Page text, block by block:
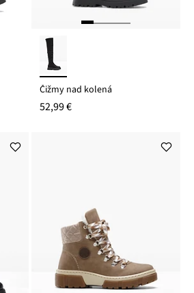
Čižmy nad kolená
52,99 €